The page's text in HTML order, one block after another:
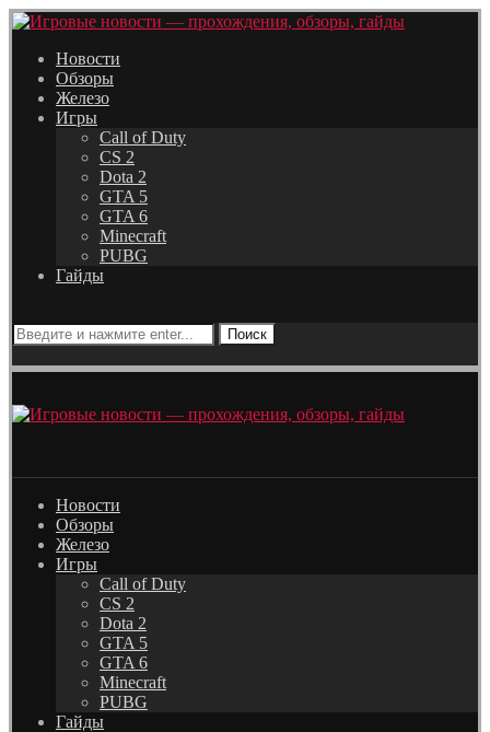
Новости
Обзоры
Железо
Игры
Call of Duty
CS 2
Dota 2
GTA 5
GTA 6
Minecraft
PUBG
Гайды
Поиск
Новости
Обзоры
Железо
Игры
Call of Duty
CS 2
Dota 2
GTA 5
GTA 6
Minecraft
PUBG
Гайды